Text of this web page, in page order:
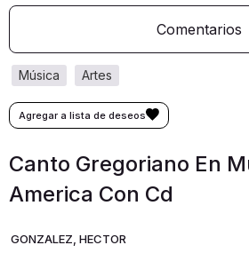
Comentarios
artes
música
Canto Gregoriano En
America Con Cd
GONZALEZ, HECTOR